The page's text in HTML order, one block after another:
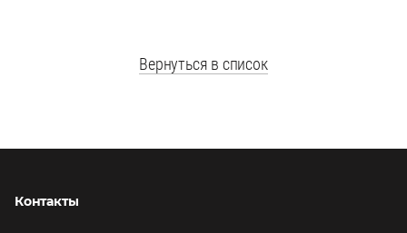
Вернуться в список
Контакты